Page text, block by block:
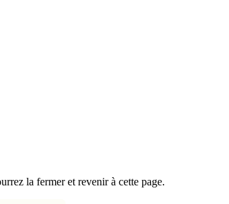
la fermer et revenir à cette page.